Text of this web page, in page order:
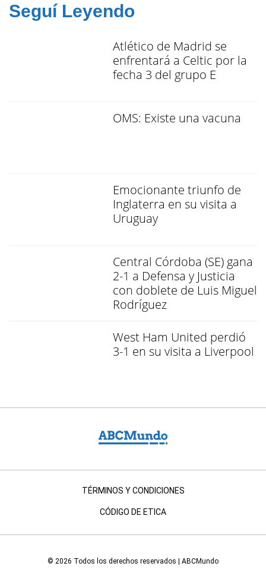
Seguí Leyendo
Atlético de Madrid se
enfrentará a Celtic por la
fecha 3 del grupo E
OMS: Existe una vacuna
Emocionante triunfo de
Inglaterra en su visita a
Uruguay
Central Córdoba (SE) gana
2-1 a Defensa y Justicia
con doblete de Luis Miguel
Rodríguez
West Ham United perdió
3-1 en su visita a Liverpool
TÉRMINOS Y CONDICIONES
CÓDIGO DE ETICA
© 2026 Todos los derechos reservados | ABCMundo